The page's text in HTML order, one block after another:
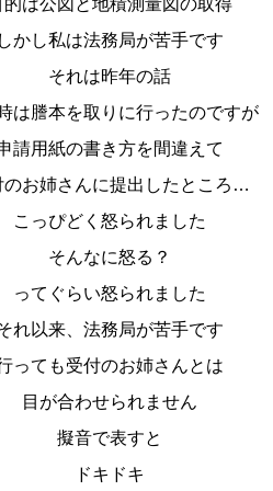
的は公図と地積測量図の取得
かし私は法務局が苦手です
それは昨年の話
は謄本を取りに行ったのですが
請用紙の書き方を間違えて
のお姉さんに提出したところ…
こっぴどく怒られました
そんなに怒る？
ってぐらい怒られました
れ以来、法務局が苦手です
っても受付のお姉さんとは
目が合わせられません
擬音で表すと
ドキドキ